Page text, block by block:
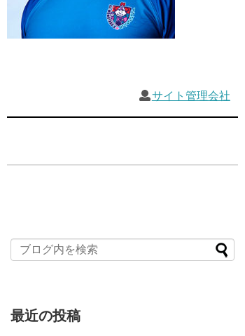
サイト管理会社
最近の投稿